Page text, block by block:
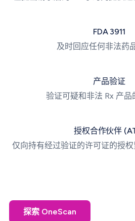
FDA 3911
及时回应任何非法药
产品验证
验证可疑和非法 Rx 产品
授权合作伙伴
仅向持有经过验证的许可证的授权
探索 OneScan